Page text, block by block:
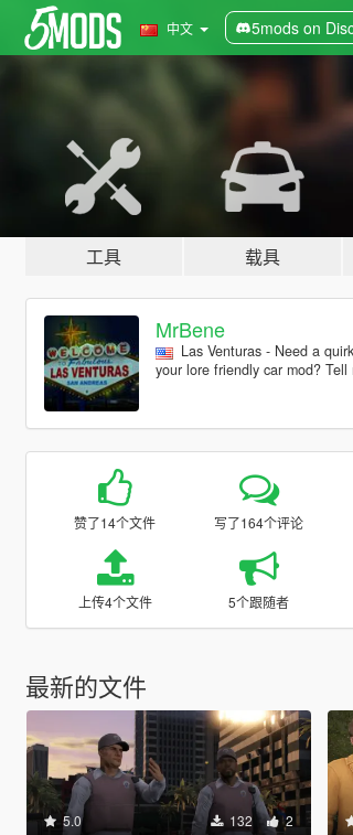
中文 5mods on
工具 载具
MrBene
Las Venturas - Need a
your lore friendly car mod? Tell
赞了14个文件 写了164个评论
上传4个文件 5个跟随者
最新的文件
5.0 132 2